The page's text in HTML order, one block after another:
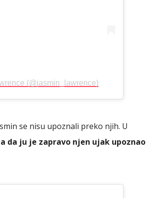
(@jasmin_lawrence)
se nisu upoznali preko njih. U
da ju je zapravo njen ujak upoznao